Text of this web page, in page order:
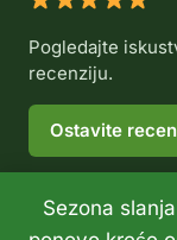
Sezona
Pogledajte
recenziju.
Ostavite